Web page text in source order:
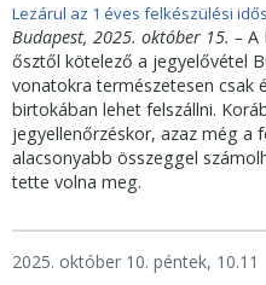
Lezárul az 1 éves felkészülési
Budapest, 2025. október 15. – A
ősztől kötelező a jegyelővétel
vonatokra természetesen csak
birtokában lehet felszállni.
jegyellenőrzéskor, azaz még
alacsonyabb összeggel
tette volna meg.
2025. október 10. péntek, 10.11